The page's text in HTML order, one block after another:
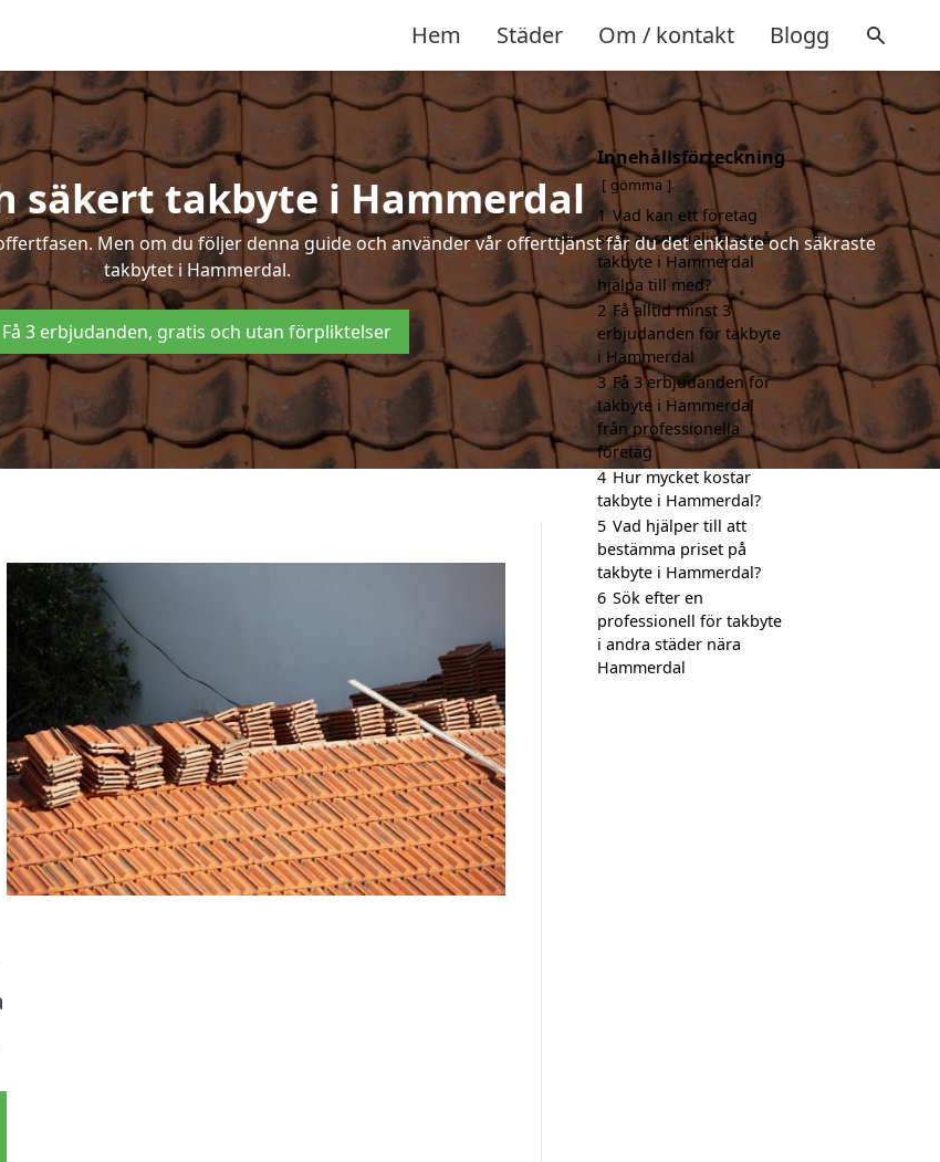
Hem Städer Om / kontakt Blogg
säkert takbyte i Hammerdal
Men om du följer denna guide och använder vår offerttjänst får du det enklaste och säkraste
takbytet i Hammerdal.
Få 3 erbjudanden, gratis och utan förpliktelser
Innehållsförteckning
gömma
1 Vad kan ett företag
som är specialiserat på
takbyte i Hammerdal
hjälpa till med?
2 Få alltid minst 3
erbjudanden för takbyte
i Hammerdal
3 Få 3 erbjudanden för
takbyte i Hammerdal
från professionella
företag
4 Hur mycket kostar
takbyte i Hammerdal?
5 Vad hjälper till att
bestämma priset på
takbyte i Hammerdal?
6 Sök efter en
professionell för takbyte
i andra städer nära
Hammerdal